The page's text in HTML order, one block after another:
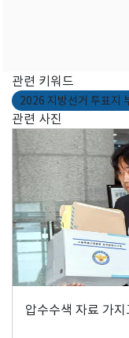
관련 키워드
2026 지방선거 투표지
관련 사진
압수수색 자료 가